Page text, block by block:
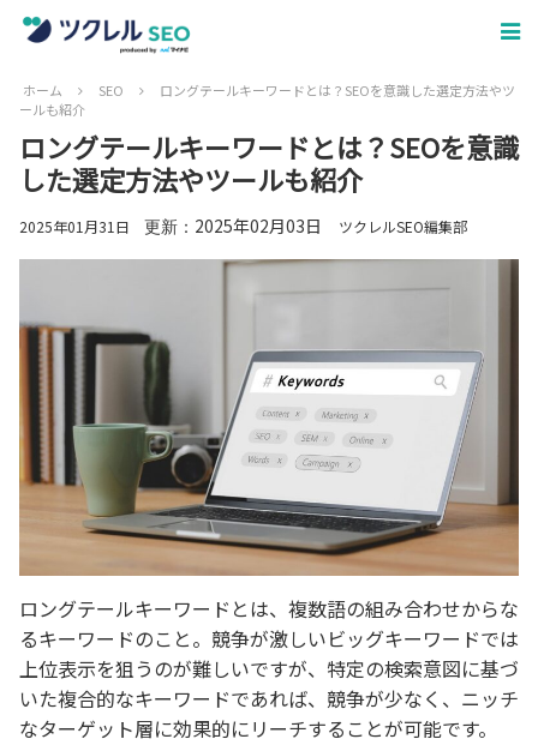
ホーム SEO
ロングテールキーワードとは？SEOを意識した選定方法やツ
ールも紹介
ロングテールキーワードとは？SEOを意識
した選定方法やツールも紹介
2025年01月31日 2025年02月03日 ツクレルSEO編集部
ロングテールキーワードとは、複数語の組み合わせからな
るキーワードのこと。競争が激しいビッグキーワードでは
上位表示を狙うのが難しいですが、特定の検索意図に基づ
いた複合的なキーワードであれば、競争が少なく、ニッチ
なターゲット層に効果的にリーチすることが可能です。